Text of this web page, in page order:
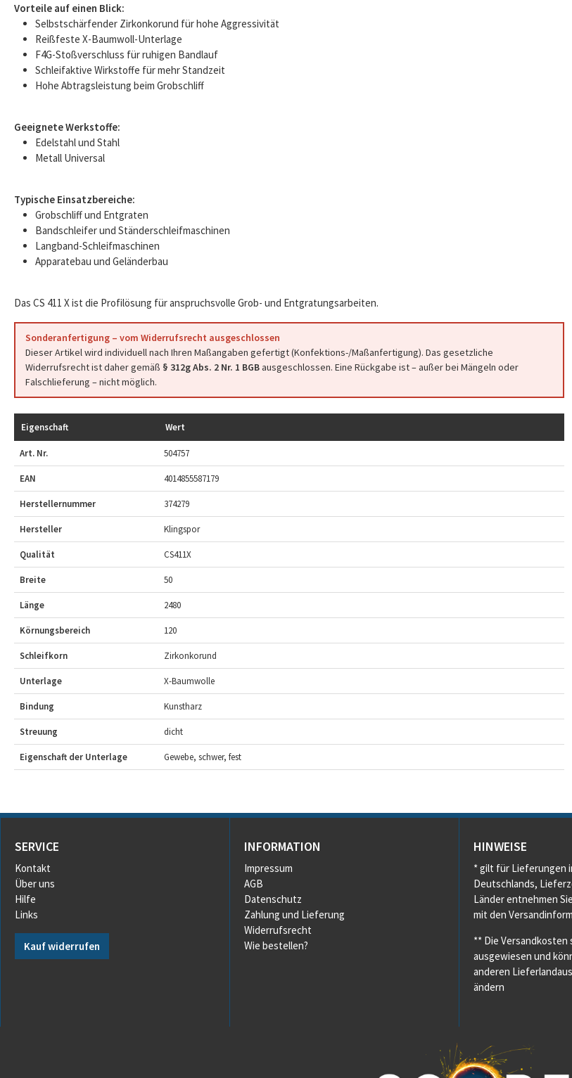
Vorteile auf einen Blick:
Selbstschärfender Zirkonkorund für hohe Aggressivität
Reißfeste X-Baumwoll-Unterlage
F4G-Stoßverschluss für ruhigen Bandlauf
Schleifaktive Wirkstoffe für mehr Standzeit
Hohe Abtragsleistung beim Grobschliff
Geeignete Werkstoffe:
Edelstahl und Stahl
Metall Universal
Typische Einsatzbereiche:
Grobschliff und Entgraten
Bandschleifer und Ständerschleifmaschinen
Langband-Schleifmaschinen
Apparatebau und Geländerbau
Das CS 411 X ist die Profilösung für anspruchsvolle Grob- und Entgratungsarbeiten.
Sonderanfertigung – vom Widerrufsrecht ausgeschlossen
Dieser Artikel wird individuell nach Ihren Maßangaben gefertigt (Konfektions-/Maßanfertigung). Das gesetzliche
Widerrufsrecht ist daher gemäß § 312g Abs. 2 Nr. 1 BGBausgeschlossen. Eine Rückgabe ist – außer bei Mängeln oder
Falschlieferung – nicht möglich.
Eigenschaft Wert
Art. Nr. 504757
EAN 4014855587179
Herstellernummer 374279
Hersteller Klingspor
Qualität CS411X
Breite 50
Länge 2480
Körnungsbereich 120
Schleifkorn Zirkonkorund
Unterlage X-Baumwolle
Bindung Kunstharz
Streuung dicht
Eigenschaft der Unterlage Gewebe, schwer, fest
SERVICE
Kontakt
Über uns
Hilfe
Links
Kauf widerrufen
INFORMATION
Impressum
AGB
Datenschutz
Zahlung und Lieferung
Widerrufsrecht
Wie bestellen?
HINWEISE
* gilt für Lieferungen
Deutschlands,
Länder entnehmen
mit den
** Die
ausgewiesen und
anderen
ändern